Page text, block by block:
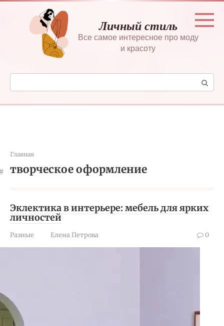
Перейти
контенту
Личный стиль
Все самое интересное про моду
и красоту
Поиск:
Главная
творческое оформление
Эклектика в интерьере: мебель для ярких
личностей
Разные Елена Петрова 0